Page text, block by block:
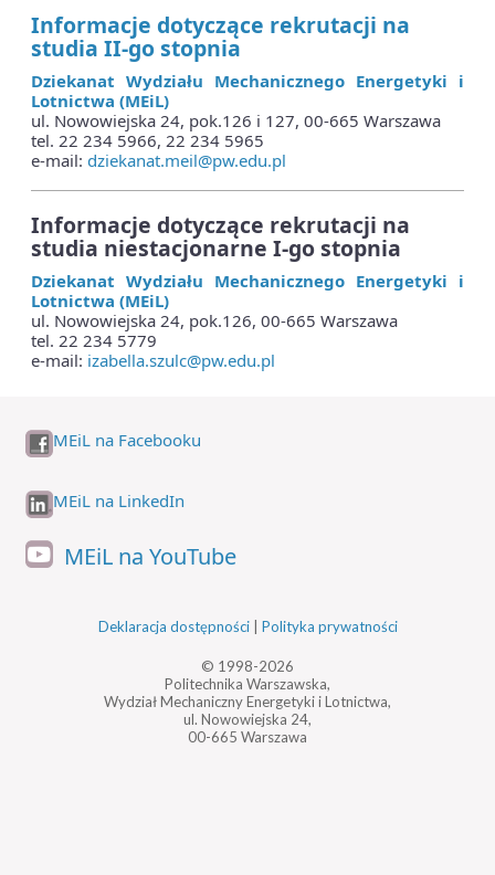
Informacje dotyczące rekrutacji na
studia II-go stopnia
Dziekanat Wydziału Mechanicznego Energetyki i
Lotnictwa (MEiL)
ul. Nowowiejska 24, pok.126 i 127, 00-665 Warszawa
tel. 22 234 5966, 22 234 5965
e-mail: dziekanat.meil@pw.edu.pl
Informacje dotyczące rekrutacji na
studia niestacjonarne I-go stopnia
Dziekanat Wydziału Mechanicznego Energetyki i
Lotnictwa (MEiL)
ul. Nowowiejska 24, pok.126, 00-665 Warszawa
tel. 22 234 5779
e-mail: izabella.szulc@pw.edu.pl
MEiL na Facebooku
MEiL na LinkedIn
MEiL na YouTube
Deklaracja dostępności| Polityka prywatności
© 1998-2026
Politechnika Warszawska,
Wydział Mechaniczny Energetyki i Lotnictwa,
ul. Nowowiejska 24,
00-665 Warszawa